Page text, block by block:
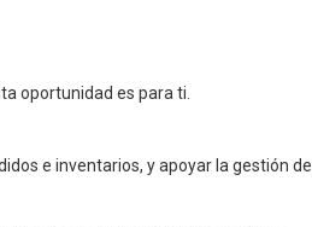
oportunidad es para ti.
e inventarios, y apoyar la gestión de